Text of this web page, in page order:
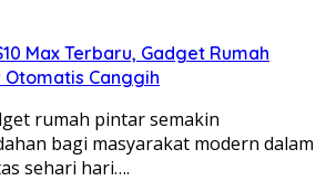
Max Terbaru, Gadget Rumah
Canggih
rumah pintar semakin
bagi masyarakat modern dalam
sehari hari….